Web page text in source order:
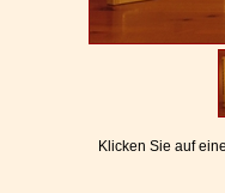
Zu den Angeboten
Widerrufsbelehrung
Klicken Sie auf